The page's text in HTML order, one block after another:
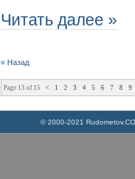
Читать далее »
« Назад
Page 13 of 15 < 1 2 3 4 5 6 7 8 9
© 2000-2021